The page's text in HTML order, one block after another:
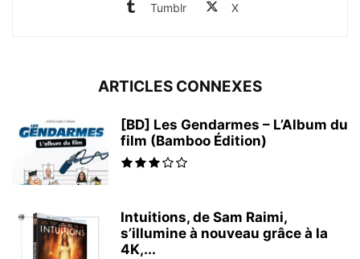
Tumblr X
ARTICLES CONNEXES
[BD] Les Gendarmes – L’Album du
film (Bamboo Édition)
Intuitions, de Sam Raimi,
s’illumine à nouveau grâce à la
4K,...